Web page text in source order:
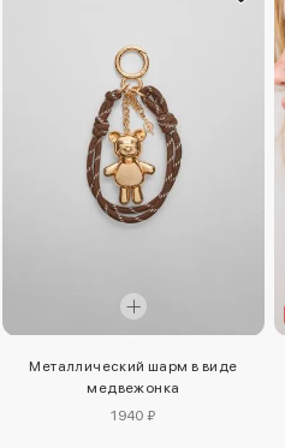
Металлический шарм в виде
медвежонка
1940 ₽